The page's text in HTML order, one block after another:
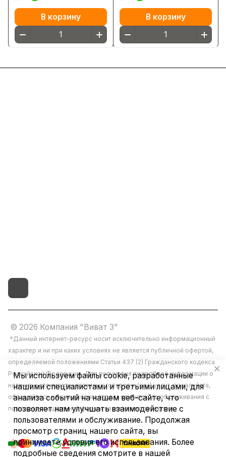
В корзину В корзину
© 2026 Компания "Виват 3"
*Данный интернет-ресурс носит исключительно информационный
характер и ни при каких условиях не является публичной офертой,
определяемой положениями Статьи 437 (2) Гражданского кодекса
Российской Федерации. Для получения подробной информации о
наличии и стоимости указанных товаров и (или) услуг, пожалуйста,
обращайтесь к менеджерам отдела клиентского обслуживания с
помощью специальной формы связи или по телефону.
Мы используем файлы cookie, разработанные
нашими специалистами и третьими лицами, для
анализа событий на нашем веб-сайте, что
позволяет нам улучшать взаимодействие с
пользователями и обслуживание. Продолжая
просмотр страниц нашего сайта, вы
принимаете условия его использования. Более
подробные сведения смотрите в нашей